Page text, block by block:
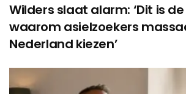
Wilders slaat alarm: ‘Dit is
waarom asielzoekers
Nederland kiezen’